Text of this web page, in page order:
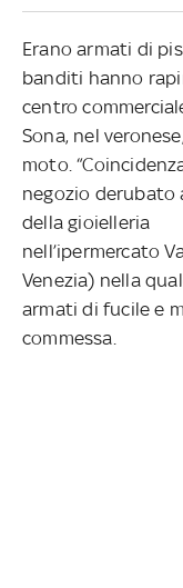
Erano armati di
banditi hanno
centro
Sona, nel
moto.
negozio derubato
della gioielleria
nell’ipermercato
Venezia) nella
armati di fucile e
commessa.